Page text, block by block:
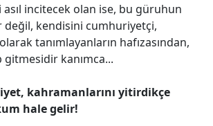
asıl incitecek olan ise, bu güruhun
değil, kendisini cumhuriyetçi,
tanımlayanların hafızasından,
kanımca...
kahramanlarını yitirdikçe
hale gelir!